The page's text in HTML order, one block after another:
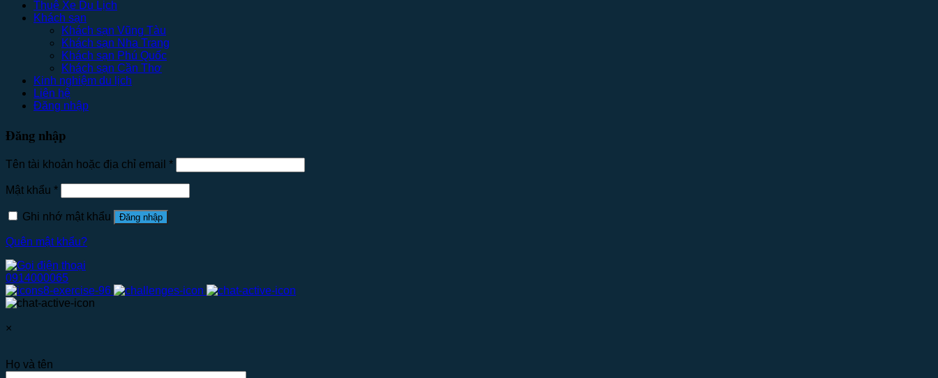
Thuê Xe Du Lịch
Khách sạn
Khách sạn Vũng Tàu
Khách sạn Nha Trang
Khách sạn Phú Quốc
Khách sạn Cần Thơ
Kinh nghiệm du lịch
Liên hệ
Đăng nhập
Đăng nhập
Tên tài khoản hoặc địa chỉ email *
Mật khẩu *
Ghi nhớ mật khẩu Đăng nhập
Quên mật khẩu?
0914000065
×
Họ và tên